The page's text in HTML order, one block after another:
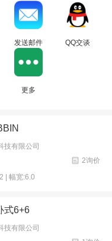
发送邮件 QQ交谈
更多
技有限公司
2询价
| 幅宽:6.0
式6+6
技有限公司